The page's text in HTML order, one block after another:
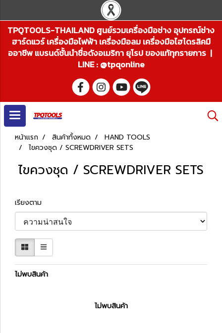
TPQTOOLS-THAILAND ศูนย์รวมเครื่องมือช่าง อุปกรณ์ช่าง
ฮาร์ดแวร์ เครื่องมือไฟฟ้า เครื่องมือลม เครื่องมือไฮโดรลิคมื
ออาชีพ แบรนด์ชั้นนำชื่อดังอเมริกา ยุโรป ของแท้ทุกรายการ |
LINE : @tpqonline
หน้าแรก สินค้าทั้งหมด
HAND TOOLS
ไขควงชุด / SCREWDRIVER SETS
ไขควงชุด / SCREWDRIVER SETS
เรียงตาม
ไม่พบสินค้า
ไม่พบสินค้า